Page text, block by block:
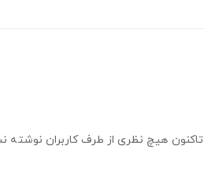
تاکنون هیچ نظری از طرف کاربران نوشته